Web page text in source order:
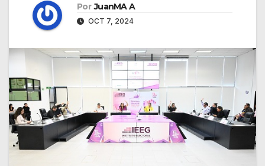
Por JuanMA A
OCT 7, 2024